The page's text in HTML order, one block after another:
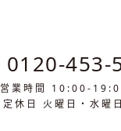
0120-453-
営業時間 10:00-
定休日 火曜日・水曜日